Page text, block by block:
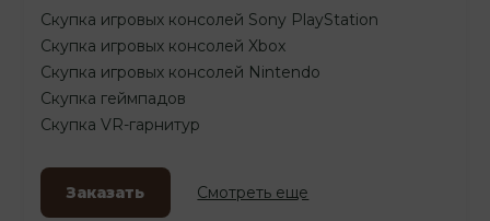
Скупка игровых консолей Sony PlayStation
Скупка игровых консолей Xbox
Скупка игровых консолей Nintendo
Скупка геймпадов
Скупка VR-гарнитур
Заказать Смотреть еще